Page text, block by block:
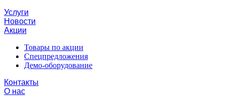
Услуги
Новости
Акции
Товары по акции
Спецпредложения
Демо-оборудование
Контакты
О нас